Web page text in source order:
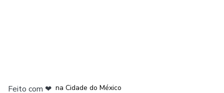
Feito com ❤ na Cidade do México